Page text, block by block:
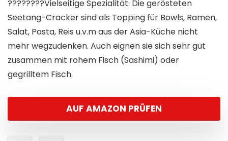
????‍????Vielseitige Spezialität: Die gerösteten
Seetang-Cracker sind als Topping für Bowls, Ramen,
Salat, Pasta, Reis u.v.m aus der Asia-Küche nicht
mehr wegzudenken. Auch eignen sie sich sehr gut
zusammen mit rohem Fisch (Sashimi) oder
gegrilltem Fisch.
AUF AMAZON PRÜFEN